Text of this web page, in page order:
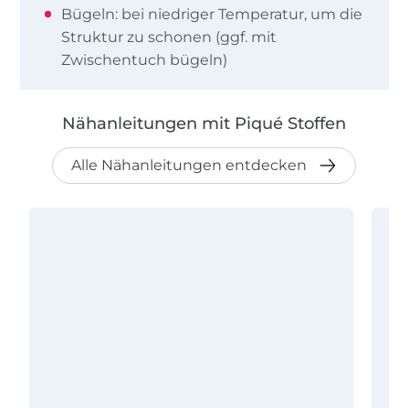
Bügeln: bei niedriger Temperatur, um die
Struktur zu schonen (ggf. mit
Zwischentuch bügeln)
Nähanleitungen mit Piqué Stoffen
Alle Nähanleitungen entdecken